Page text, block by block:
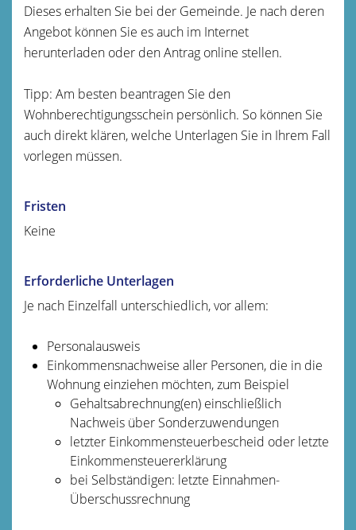
Dieses erhalten Sie bei der Gemeinde. Je nach deren
Angebot können Sie es auch im Internet
herunterladen oder den Antrag online stellen.
Tipp: Am besten beantragen Sie den
Wohnberechtigungsschein persönlich. So können Sie
auch direkt klären, welche Unterlagen Sie in Ihrem Fall
vorlegen müssen.
Fristen
Keine
Erforderliche Unterlagen
Je nach Einzelfall unterschiedlich, vor allem:
Personalausweis
Einkommensnachweise aller Personen, die in die
Wohnung einziehen möchten, zum Beispiel
Gehaltsabrechnung(en) einschließlich
Nachweis über Sonderzuwendungen
letzter Einkommensteuerbescheid oder letzte
Einkommensteuererklärung
bei Selbständigen: letzte Einnahmen-
Überschussrechnung